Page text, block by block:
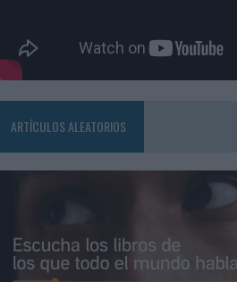
ARTÍCULOS ALEATORIOS